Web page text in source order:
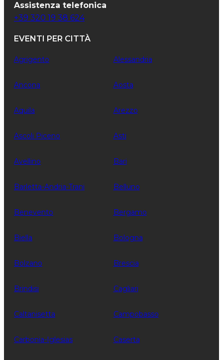
Assistenza telefonica
+39 320 19 38 624
EVENTI PER CITTÀ
Agrigento Alessandria
Ancona Aosta
Aquila Arezzo
Ascoli Piceno Asti
Avellino Bari
Barletta-Andria-Trani Belluno
Benevento Bergamo
Biella Bologna
Bolzano Brescia
Brindisi Cagliari
Caltanisetta Campobasso
Carbonia-Iglesias Caserta